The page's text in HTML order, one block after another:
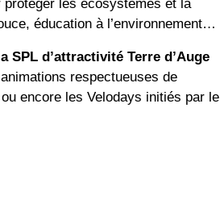
protéger les écosystèmes et la
éducation à l’environnement…
d’attractivité Terre d’Auge
respectueuses de
encore les Velodays initiés par le